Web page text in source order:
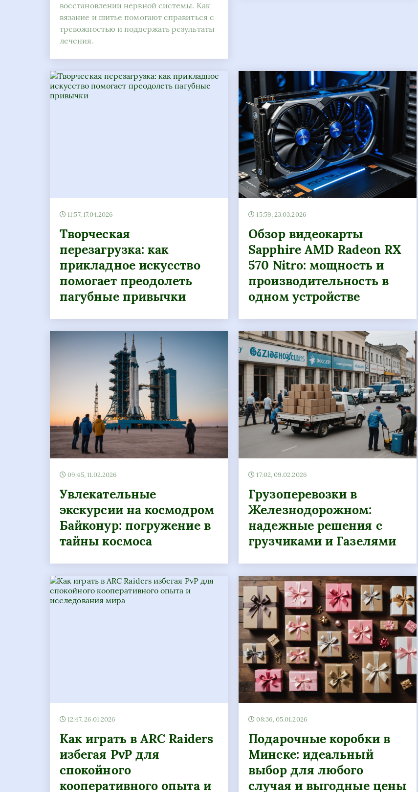
восстановлении нервной системы. Как
вязание и шитье помогают справиться с
тревожностью и поддержать результаты
лечения.
11:57, 17.04.2026
Творческая
перезагрузка: как
прикладное искусство
помогает преодолеть
пагубные привычки
15:59, 23.03.2026
Обзор видеокарты
Sapphire AMD Radeon RX
570 Nitro: мощность и
производительность в
одном устройстве
09:45, 11.02.2026
Увлекательные
экскурсии на космодром
Байконур: погружение в
тайны космоса
17:02, 09.02.2026
Грузоперевозки в
Железнодорожном:
надежные решения с
грузчиками и Газелями
12:47, 26.01.2026
Как играть в ARC Raiders
избегая PvP для
спокойного
кооперативного опыта и
08:36, 05.01.2026
Подарочные коробки в
Минске: идеальный
выбор для любого
случая и выгодные цены